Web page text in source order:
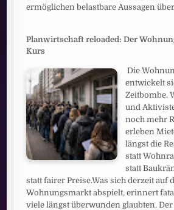
ermöglichen belastbare Aussagen über
Planwirtschaft reloaded: Der
Kurs
Die
entwickelt
Zeitbombe.
und
noch mehr
erleben
längst die
statt
statt
statt fairer Preise.Was sich derzeit auf
Wohnungsmarkt abspielt, erinnert
viele längst überwunden glaubten.